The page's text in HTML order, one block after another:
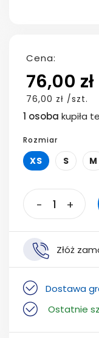
Cena:
76,00 zł
76,00 zł /szt.
1 osoba kupiła
Rozmiar
XS S M
- +
Złóż
Dostawa
Ostatnie